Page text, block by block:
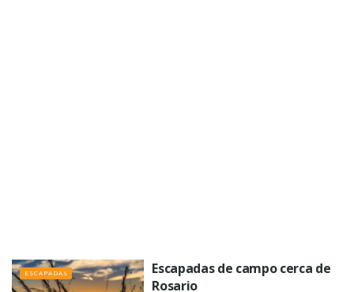
ESCAPADAS
Escapadas de campo cerca de
Rosario